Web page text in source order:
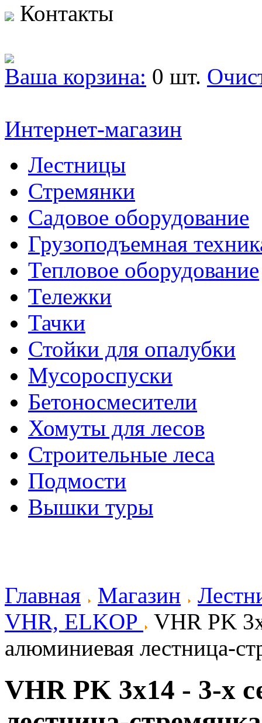
Контакты
Ваша корзина: 0 шт.
Интернет-магазин
Лестницы
Стремянки
Садовое оборудование
Грузоподъемная
Тепловое оборудование
Тележки
Тачки
Стойки для опалубки
Мусороспуски
Бетоносмесители
Хомуты для лесов
Строительные леса
Подмости
Вышки туры
Главная Магазин
VHR, ELKOP
VHR PK
алюминиевая лестница-
VHR PK 3x14 - 3-х